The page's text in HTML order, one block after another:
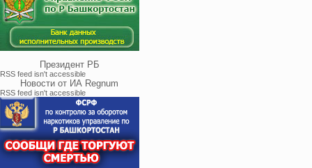
Президент РБ
RSS feed isn't accessible
Новости от ИА Regnum
RSS feed isn't accessible